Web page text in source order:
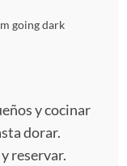
going dark
y cocinar
dorar.
reservar.